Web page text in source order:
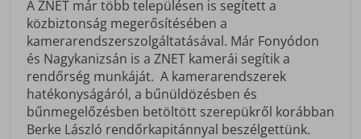
A ZNET már több településen is segített a
közbiztonság megerősítésében a
kamerarendszerszolgáltatásával. Már Fonyódon
és Nagykanizsán is a ZNET kamerái segítik a
rendőrség munkáját. A kamerarendszerek
hatékonyságáról, a bűnüldözésben és
bűnmegelőzésben betöltött szerepükről korábban
Berke László rendőrkapitánnyal beszélgettünk.